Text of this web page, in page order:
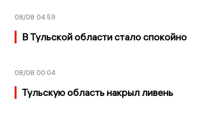
08/08 04:59
В Тульской области стало спокойно
08/08 00:04
Тульскую область накрыл ливень